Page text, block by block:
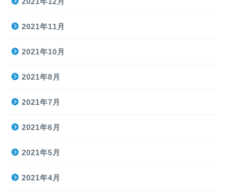
2021年11月
2021年10月
2021年8月
2021年7月
2021年6月
2021年5月
2021年4月